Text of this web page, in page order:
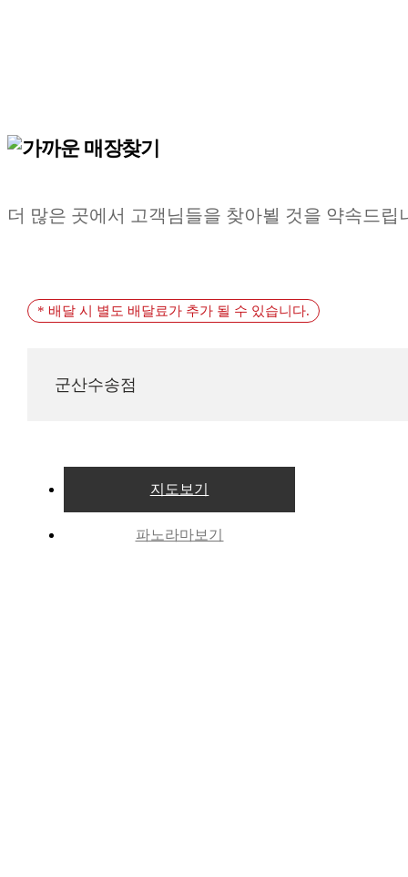
더 많은 곳에서 고객님들을 찾아뵐 것을 약속드립
* 배달 시 별도 배달료가 추가 될 수 있습니다.
군산수송점
지도보기
파노라마보기